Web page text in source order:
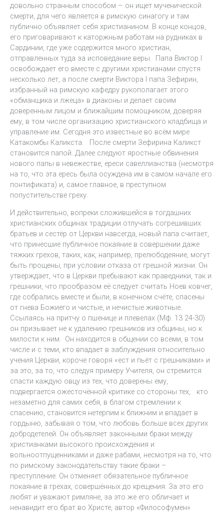
довольно странным способом – он ищет мученической
смерти, для чего является в римскую синагогу и там
публично объявляет себя христианином. В конце концов,
его приговаривают к каторжным работам на рудниках в
Сардинии, где уже содержится много христиан,
отправленных туда за исповедание веры. Папа Виктор I
освобождает его вместе с другими христианами спустя
несколько лет, а после смерти Виктора I папа Зефирин,
избранный на римскую кафедру рукополагает этого
«обманщика и лжеца» в диаконы и делает своим
доверенным лицом и ближайшим помощником, доверяя
ему, в том числе организацию христианского кладбища и
управление им. Сегодня это известные во всём мире
Катакомбы Каликста. После смерти Зефирина Каликст
становится папой. Далее следуют яростные обвинения
нового папы в невежестве, ереси савеллианства (несмотря
на то, что эта ересь была осуждена им в самом начале его
понтификата) и, самое главное, в преступном
попустительстве греху.
И действительно, вопреки сложившейся в тогдашних
христианских общинах традиции отлучать согрешивших
братьев и сестёр от Церкви навсегда, новый папа считает,
что принесшие публичное покаяние в совершении даже
тяжких грехов, таких, как, например, прелюбодеяние, могут
быть прощены, при условии отказа от грешной жизни. Он
утверждает, что в Церкви пребывают как праведники, так и
грешники, что прообразом её следует считать Ноев ковчег,
где собрались вместе и были, в конечном счёте, спасены
от гнева Божиего и чистые, и нечистые животные.
Ссылаясь на притчу о пшенице и плевелах (Мф. 13 24-30)
он призывает не к удалению грешников из общины, но к
милости к ним. Он находится в общении со всеми, в том
числе и с теми, кто впадает в заблуждения относительно
учения Церкви, короче говоря «ест и пьёт с грешниками» и
за это, за то, что следуя примеру Учителя, он стремится
спасти каждую овцу из тех, что доверены ему,
подвергается ожесточённой критике со стороны тех, кто
незаметно для самих себя, в благом стремлении к
спасению, становится нетерпим к ближним и впадает в
гордыню, забывая о том, что любовь больше всех других
добродетелей. Он объявляет законными браки между
христианками высокого происхождения и
вольноотпущенниками и даже рабами, несмотря на то, что
по римскому законодательству такие браки –
преступление. Он отменяет обязательное публичное
покаяние в грехах, совершённых до крещения. За это его
любят и уважают римляне, за это же его обличает и
ненавидит его брат во Христе, автор «Философумен»